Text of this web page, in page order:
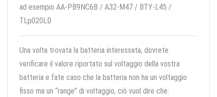
ad esempio AA-PB9NC6B / A32-M47 / BTY-L45 /
TLp020LD
Una volta trovata la batteria interessata, dovrete
verificare il valore riportato sul voltaggio della vostra
batteria e fate caso che la batteria non ha un voltaggio
fisso ma un “range” di voltaggio, ciò vuol dire che: